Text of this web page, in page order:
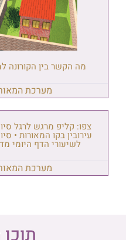
מה הקשר בין הקורונה
מערכת
צפו: קליפ מרגש לרגל
עירובין בקו המאורות •
לשיעורי הדף היומי
מערכת